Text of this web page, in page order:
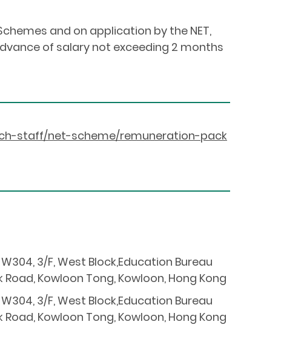
and on application by the NET,
of salary not exceeding 2 months
staff/net-scheme/remuneration-pack
3/F, West Block,Education Bureau
Kowloon Tong, Kowloon, Hong Kong
3/F, West Block,Education Bureau
Kowloon Tong, Kowloon, Hong Kong